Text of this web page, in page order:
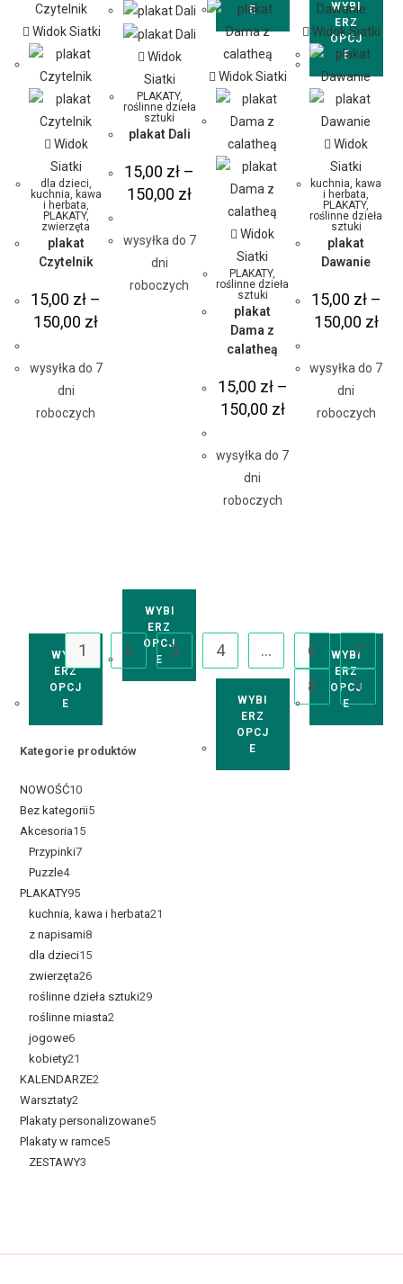
E
WYBI
ERZ
OPCJ
E
Widok Siatki
Widok
Siatki
dla dzieci
kuchnia, kawa
i herbata
PLAKATY,
zwierzęta
plakat
Czytelnik
15,00 zł –
150,00 zł
wysyłka do 7
dni
roboczych
WYBI
ERZ
OPCJ
E
Widok
Siatki
PLAKATY,
roślinne dzieła
sztuki
plakat Dali
15,00 zł –
150,00 zł
wysyłka do 7
dni
roboczych
WYBI
ERZ
OPCJ
E
Widok Siatki
Widok
Siatki
PLAKATY,
roślinne dzieła
sztuki
plakat
Dama z
calatheą
15,00 zł –
150,00 zł
wysyłka do 7
dni
roboczych
WYBI
ERZ
OPCJ
E
Widok Siatki
Widok
Siatki
kuchnia, kawa
i herbata
PLAKATY,
roślinne dzieła
sztuki
plakat
Dawanie
15,00 zł –
150,00 zł
wysyłka do 7
dni
roboczych
WYBI
ERZ
OPCJ
E
1 2 3 4 … 6
7
8
Kategorie produktów
NOWOŚĆ10
Bez kategorii5
Akcesoria15
Przypinki7
Puzzle4
PLAKATY95
kuchnia, kawa i herbata21
z napisami8
dla dzieci15
zwierzęta26
roślinne dzieła sztuki29
roślinne miasta2
jogowe6
kobiety21
KALENDARZE2
Warsztaty2
Plakaty personalizowane5
Plakaty w ramce5
ZESTAWY3